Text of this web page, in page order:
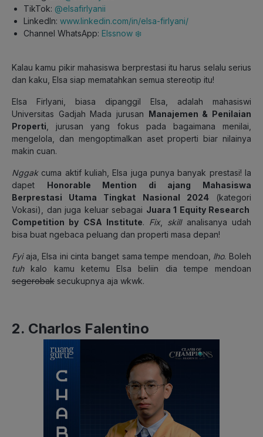
TikTok: @elsafirlyanii
LinkedIn: www.linkedin.com/in/elsa-firlyani/
Channel WhatsApp: Elssnow ❄️
Kalau kamu pikir mahasiswa berprestasi itu harus selalu serius
dan kaku, Elsa siap mematahkan semua stereotip itu!
Elsa Firlyani, biasa dipanggil Elsa, adalah mahasiswi
Universitas Gadjah Mada jurusan Manajemen & Penilaian
Properti , jurusan yang fokus pada bagaimana menilai,
mengelola, dan mengoptimalkan aset properti biar nilainya
makin cuan.
Nggakcuma aktif kuliah, Elsa juga punya banyak prestasi! Ia
dapet Honorable Mention di ajang Mahasiswa
Berprestasi Utama Tingkat Nasional 2024(kategori
Vokasi), dan juga keluar sebagai Juara 1 Equity Research
Competition by CSA Institute. Fix, skillanalisanya udah
bisa buat ngebaca peluang dan properti masa depan!
Fyi aja, Elsa ini cinta banget sama tempe mendoan, lho. Boleh
tuh
kalo kamu ketemu Elsa beliin dia tempe mendoan
segerobak secukupnya aja wkwk.
2. Charlos Falentino